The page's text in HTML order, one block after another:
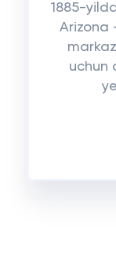
1885-
Arizona
uchun